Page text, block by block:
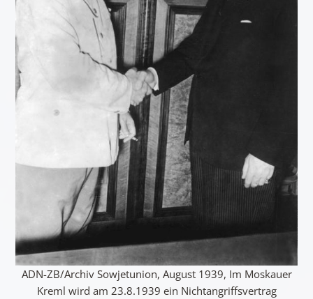
ADN-ZB/Archiv Sowjetunion, August 1939, Im Moskauer
Kreml wird am 23.8.1939 ein Nichtangriffsvertrag